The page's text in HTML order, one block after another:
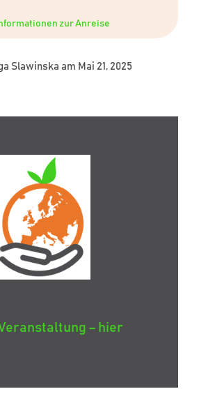
zur Anreise
Slawinska am Mai 21, 2025
– hier